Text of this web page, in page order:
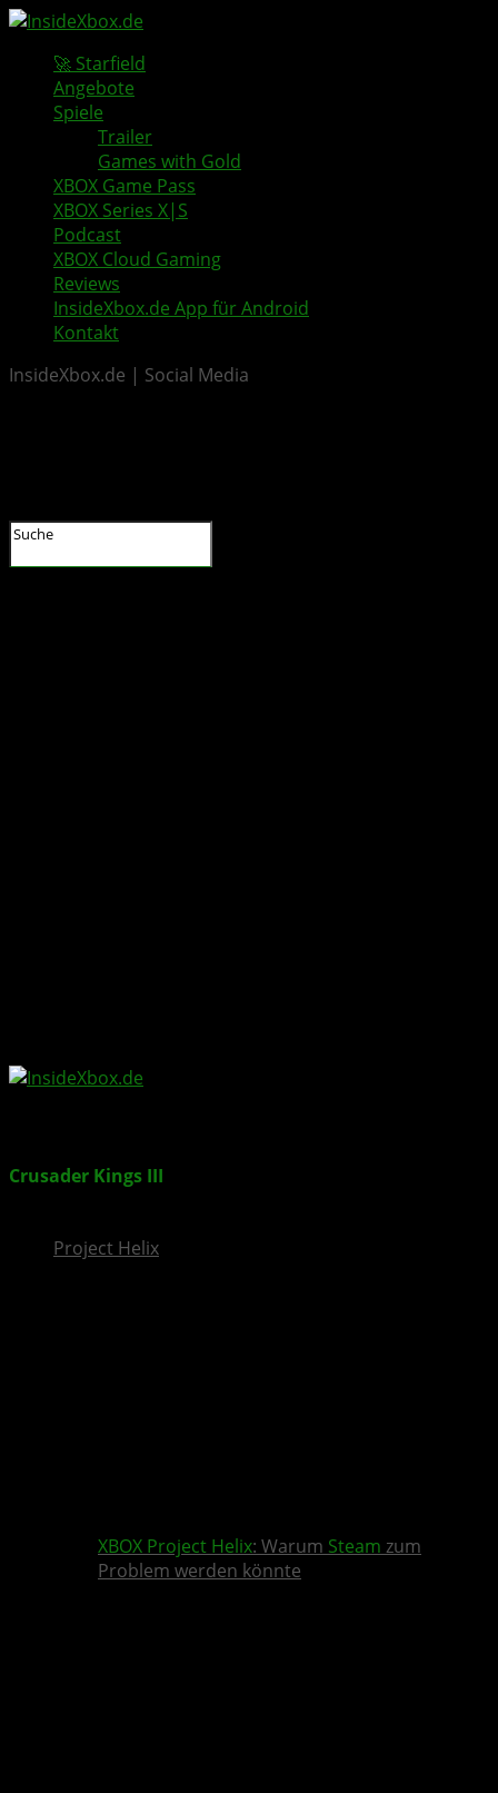
🚀 Starfield
Angebote
Spiele
Trailer
Games with Gold
XBOX Game Pass
XBOX Series X|S
Podcast
XBOX Cloud Gaming
Reviews
InsideXbox.de App für Android
Kontakt
InsideXbox.de | Social Media
Crusader Kings III
Project Helix
XBOX Project Helix: Warum Steam zum
Problem werden könnte